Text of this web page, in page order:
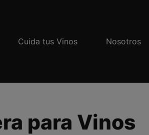
Cuida tus Vinos Nosotros
para Vinos